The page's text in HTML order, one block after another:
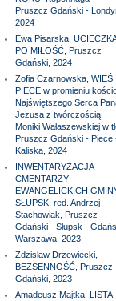
Pruszcz Gdański -
2024
Ewa Pisarska, UCIECZKA
PO MIŁOŚĆ, Pruszcz
Gdański, 2024
Zofia Czarnowska, WIEŚ
PIECE w promieniu
Najświętszego Serca
Jezusa z twórczością
Moniki Wałaszewskiej w
Pruszcz Gdański - Piece
Kaliska, 2024
INWENTARYZACJA
CMENTARZY
EWANGELICKICH
SŁUPSK, red. Andrzej
Stachowiak, Pruszcz
Gdański - Słupsk -
Warszawa, 2023
Zdzisław Drzewiecki,
BEZSENNOŚĆ, Pruszcz
Gdański, 2023
Amadeusz Majtka, LISTA